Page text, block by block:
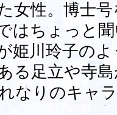
女性。博士
はちょっと
姫川玲子の
る足立や寺
なりのキャ